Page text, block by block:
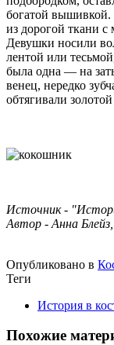
богатой вышивкой.
из дорогой ткани с
Девушки носили
лентой или
была одна — на
венец, нередко
обтягивали
Источник -
Автор - Анна
Опубликовано в
Теги
История в
Похожие